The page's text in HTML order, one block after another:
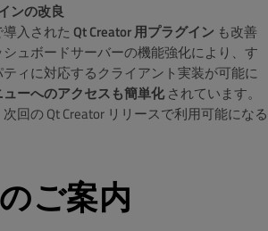
ンの改良
入された Qt Creator 用プラグイン も改善
ュボードサーバーの機能強化により、す
ィに対応するクライアント実装が可能に
ーへのアクセスも簡単化されています。
回の Qt Creator リリースで利用可能になる
ご案内